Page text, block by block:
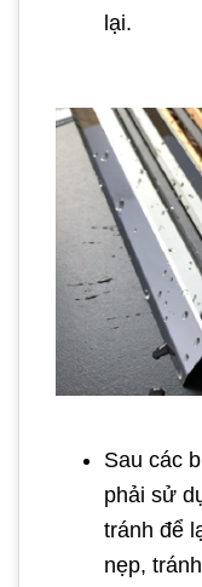
lại.
Sau các
phải sử
tránh để
nẹp,